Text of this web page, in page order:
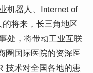
机器人、Internet of
将来，长三角地区
处，将带动工业互联
圈国际医院的资深医
技术对全国各地的患